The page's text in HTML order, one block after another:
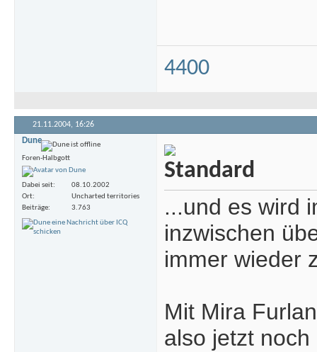
4400
21.11.2004, 16:26
Dune
Foren-Halbgott
Dabei seit
08.10.2002
Ort
Uncharted territories
Beiträge
3.763
...und es wird
inzwischen
immer wieder
Mit Mira
also jetzt